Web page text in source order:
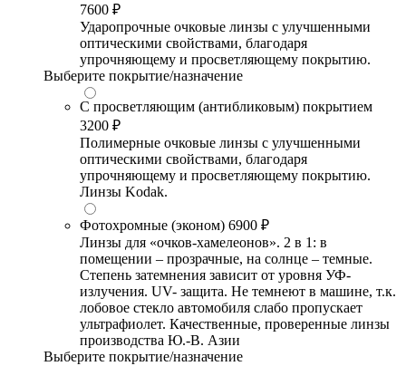
7600 ₽
Ударопрочные очковые линзы с улучшенными
оптическими свойствами, благодаря
упрочняющему и просветляющему покрытию.
Выберите покрытие/назначение
С просветляющим (антибликовым) покрытием
3200 ₽
Полимерные очковые линзы с улучшенными
оптическими свойствами, благодаря
упрочняющему и просветляющему покрытию.
Линзы Kodak.
Фотохромные (эконом) 6900 ₽
Линзы для «очков-хамелеонов». 2 в 1: в
помещении – прозрачные, на солнце – темные.
Степень затемнения зависит от уровня УФ-
излучения. UV- защита. Не темнеют в машине, т.к.
лобовое стекло автомобиля слабо пропускает
ультрафиолет. Качественные, проверенные линзы
производства Ю.-В. Азии
Выберите покрытие/назначение